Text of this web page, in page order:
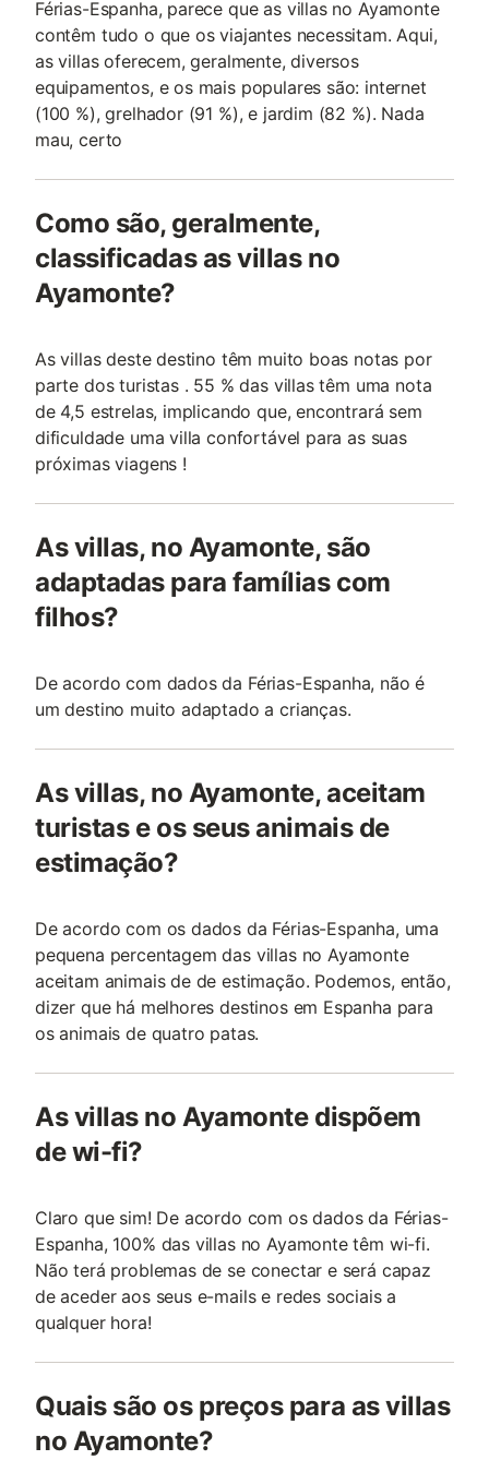
Férias-Espanha, parece que as villas no Ayamonte
contêm tudo o que os viajantes necessitam. Aqui,
as villas oferecem, geralmente, diversos
equipamentos, e os mais populares são: internet
(100 %), grelhador (91 %), e jardim (82 %). Nada
mau, certo
Como são, geralmente,
classificadas as villas no
Ayamonte?
As villas deste destino têm muito boas notas por
parte dos turistas . 55 % das villas têm uma nota
de 4,5 estrelas, implicando que, encontrará sem
dificuldade uma villa confortável para as suas
próximas viagens !
As villas, no Ayamonte, são
adaptadas para famílias com
filhos?
De acordo com dados da Férias-Espanha, não é
um destino muito adaptado a crianças.
As villas, no Ayamonte, aceitam
turistas e os seus animais de
estimação?
De acordo com os dados da Férias-Espanha, uma
pequena percentagem das villas no Ayamonte
aceitam animais de de estimação. Podemos, então,
dizer que há melhores destinos em Espanha para
os animais de quatro patas.
As villas no Ayamonte dispõem
de wi-fi?
Claro que sim! De acordo com os dados da Férias-
Espanha, 100% das villas no Ayamonte têm wi-fi.
Não terá problemas de se conectar e será capaz
de aceder aos seus e-mails e redes sociais a
qualquer hora!
Quais são os preços para as villas
no Ayamonte?